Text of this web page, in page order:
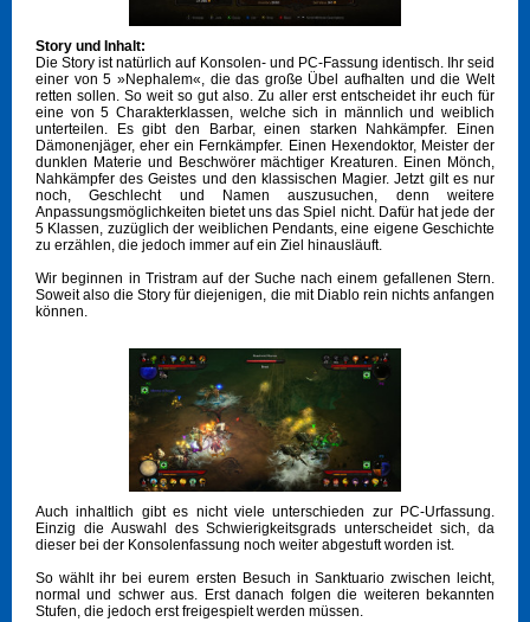
Story und Inhalt:
Die Story ist natürlich auf Konsolen- und PC-Fassung identisch. Ihr seid
einer von 5 »Nephalem«, die das große Übel aufhalten und die Welt
retten sollen. So weit so gut also. Zu aller erst entscheidet ihr euch für
eine von 5 Charakterklassen, welche sich in männlich und weiblich
unterteilen. Es gibt den Barbar, einen starken Nahkämpfer. Einen
Dämonenjäger, eher ein Fernkämpfer. Einen Hexendoktor, Meister der
dunklen Materie und Beschwörer mächtiger Kreaturen. Einen Mönch,
Nahkämpfer des Geistes und den klassischen Magier. Jetzt gilt es nur
noch, Geschlecht und Namen auszusuchen, denn weitere
Anpassungsmöglichkeiten bietet uns das Spiel nicht. Dafür hat jede der
5 Klassen, zuzüglich der weiblichen Pendants, eine eigene Geschichte
zu erzählen, die jedoch immer auf ein Ziel hinausläuft.
Wir beginnen in Tristram auf der Suche nach einem gefallenen Stern.
Soweit also die Story für diejenigen, die mit Diablo rein nichts anfangen
können.
Auch inhaltlich gibt es nicht viele unterschieden zur PC-Urfassung.
Einzig die Auswahl des Schwierigkeitsgrads unterscheidet sich, da
dieser bei der Konsolenfassung noch weiter abgestuft worden ist.
So wählt ihr bei eurem ersten Besuch in Sanktuario zwischen leicht,
normal und schwer aus. Erst danach folgen die weiteren bekannten
Stufen, die jedoch erst freigespielt werden müssen.